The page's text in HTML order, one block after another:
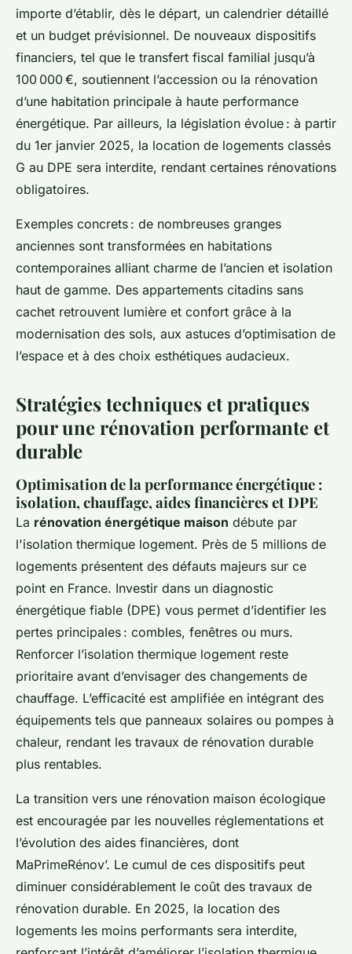
importe d’établir, dès le départ, un calendrier détaillé
et un budget prévisionnel. De nouveaux dispositifs
financiers, tel que le transfert fiscal familial jusqu’à
100 000 €, soutiennent l’accession ou la rénovation
d’une habitation principale à haute performance
énergétique. Par ailleurs, la législation évolue : à partir
du 1er janvier 2025, la location de logements classés
G au DPE sera interdite, rendant certaines rénovations
obligatoires.
Exemples concrets : de nombreuses granges
anciennes sont transformées en habitations
contemporaines alliant charme de l’ancien et isolation
haut de gamme. Des appartements citadins sans
cachet retrouvent lumière et confort grâce à la
modernisation des sols, aux astuces d’optimisation de
l’espace et à des choix esthétiques audacieux.
Stratégies techniques et pratiques
pour une rénovation performante et
durable
Optimisation de la performance énergétique :
isolation, chauffage, aides financières et DPE
La rénovation énergétique maison débute par
l'isolation thermique logement. Près de 5 millions de
logements présentent des défauts majeurs sur ce
point en France. Investir dans un diagnostic
énergétique fiable (DPE) vous permet d’identifier les
pertes principales : combles, fenêtres ou murs.
Renforcer l’isolation thermique logement reste
prioritaire avant d’envisager des changements de
chauffage. L’efficacité est amplifiée en intégrant des
équipements tels que panneaux solaires ou pompes à
chaleur, rendant les travaux de rénovation durable
plus rentables.
La transition vers une rénovation maison écologique
est encouragée par les nouvelles réglementations et
l’évolution des aides financières, dont
MaPrimeRénov’. Le cumul de ces dispositifs peut
diminuer considérablement le coût des travaux de
rénovation durable. En 2025, la location des
logements les moins performants sera interdite,